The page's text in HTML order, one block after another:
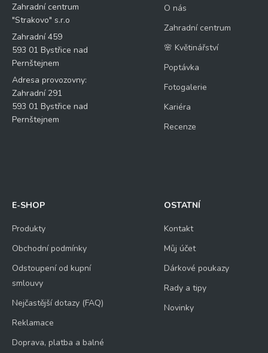
Zahradní centrum
"Strakovo" s.r.o
Zahradní 459
593 01 Bystřice nad
Pernštejnem
Adresa provozovny:
Zahradní 291
593 01 Bystřice nad
Pernštejnem
O nás
Zahradní centrum
🌸 Květinářství
Poptávka
Fotogalerie
Kariéra
Recenze
E-SHOP
Produkty
Obchodní podmínky
Odstoupení od kupní
smlouvy
Nejčastější dotazy (FAQ)
Reklamace
Doprava, platba a balné
OSTATNÍ
Kontakt
Můj účet
Dárkové poukazy
Rady a tipy
Novinky